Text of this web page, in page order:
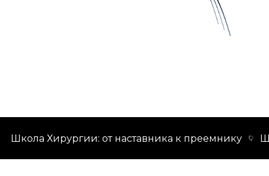
Школа Хирургии: от наставника к преемнику